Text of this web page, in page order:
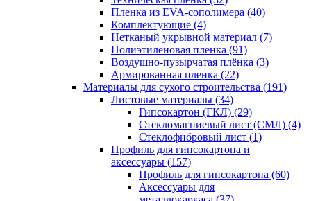
Пленка из EVA-сополимера (40)
Комплектующие (4)
Нетканый укрывной материал (7)
Полиэтиленовая пленка (91)
Воздушно-пузырчатая плёнка (3)
Армированная пленка (22)
Материалы для сухого строительства (191)
Листовые материалы (34)
Гипсокартон (ГКЛ) (29)
Стекломагниевый лист (СМЛ) (4)
Cтеклофибровый лист (1)
Профиль для гипсокартона и
аксессуары (157)
Профиль для гипсокартона (60)
Аксессуары для